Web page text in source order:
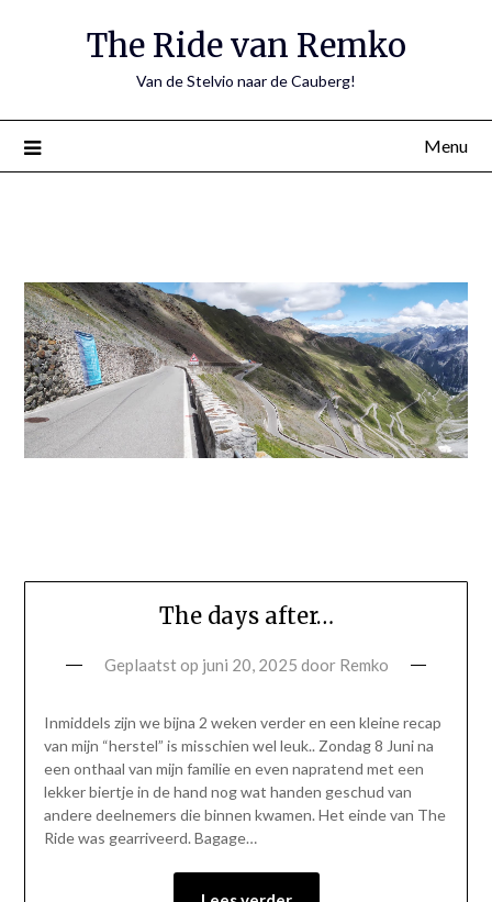
The Ride van Remko
Van de Stelvio naar de Cauberg!
Menu
The days after…
Geplaatst op juni 20, 2025 door Remko
Inmiddels zijn we bijna 2 weken verder en een kleine recap
van mijn “herstel” is misschien wel leuk.. Zondag 8 Juni na
een onthaal van mijn familie en even napratend met een
lekker biertje in de hand nog wat handen geschud van
andere deelnemers die binnen kwamen. Het einde van The
Ride was gearriveerd. Bagage…